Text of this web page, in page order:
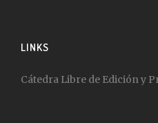
LINKS
Cátedra Libre de Edición y